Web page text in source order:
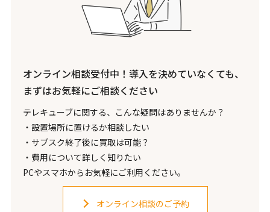
オンライン相談受付中！ 導入を決めていなくても、
まずはお気軽にご相談ください
テレキューブに関する、こんな疑問はありませんか？
・設置場所に置けるか相談したい
・サブスク終了後に買取は可能？
・費用について詳しく知りたい
PCやスマホからお気軽にご利用ください。
オンライン相談のご予約